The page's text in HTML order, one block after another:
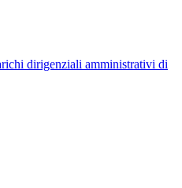
dirigenziali amministrativi di